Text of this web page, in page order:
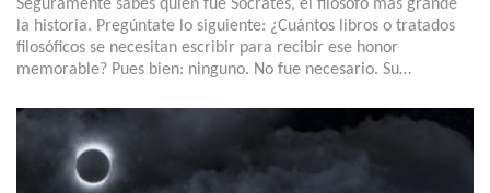
Seguramente sabes quién fue Sócrates, el filósofo más grande
la historia. Pregúntate lo siguiente: ¿Cuántos libros o tratados
filosóficos se necesitan escribir para recibir ese honor
memorable? Pues bien: ninguno. No fue necesario. Su…